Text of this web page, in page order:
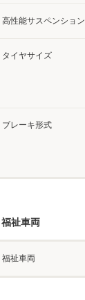
高性能サスペンション
タイヤサイズ
ブレーキ形式
福祉車両
福祉車両